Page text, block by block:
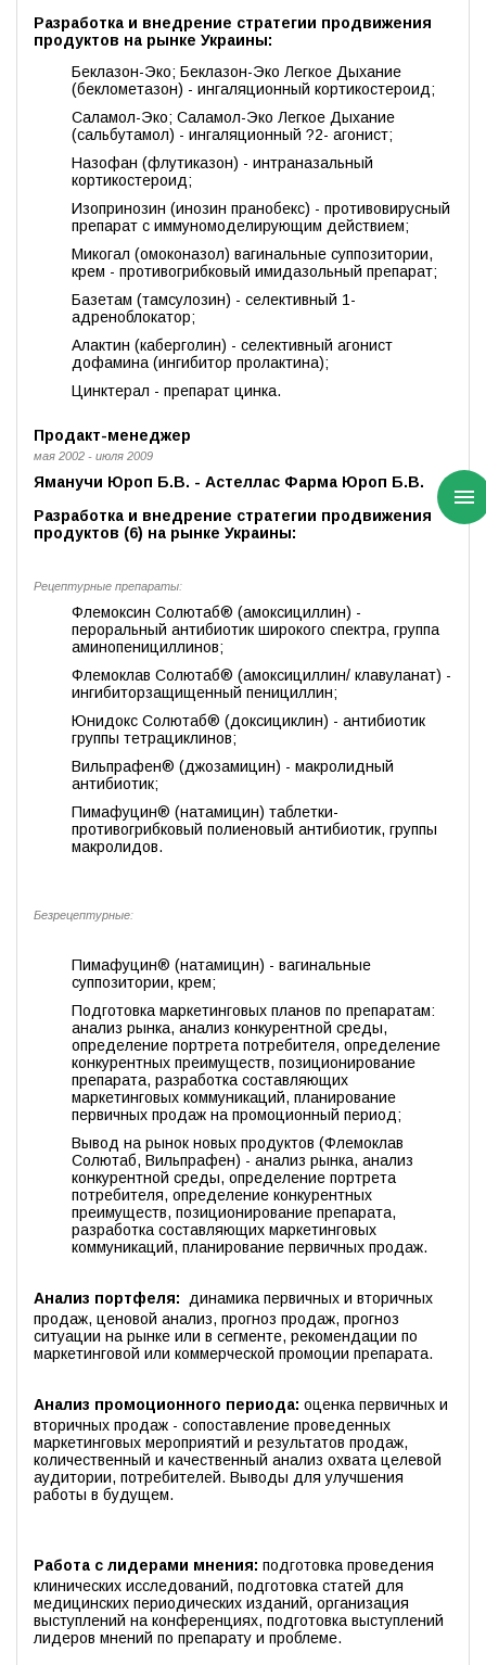
Разработка и внедрение стратегии продвижения
продуктов на рынке Украины:
Беклазон-Эко; Беклазон-Эко Легкое Дыхание
(беклометазон) - ингаляционный кортикостероид;
Саламол-Эко; Саламол-Эко Легкое Дыхание
(сальбутамол) - ингаляционный ?2- агонист;
Назофан (флутиказон) - интраназальный
кортикостероид;
Изопринозин (инозин пранобекс) - противовирусный
препарат с иммуномоделирующим действием;
Микогал (омоконазол) вагинальные суппозитории,
крем - противогрибковый имидазольный препарат;
Базетам (тамсулозин) - селективный 1-
адреноблокатор;
Алактин (каберголин) - селективный агонист
дофамина (ингибитор пролактина);
Цинктерал - препарат цинка.
Продакт-менеджер
мая 2002 - июля 2009
Яманучи Юроп Б.В. - Астеллас Фарма Юроп Б.В.
Разработка и внедрение стратегии продвижения
продуктов (6) на рынке Украины:
Рецептурные препараты:
Флемоксин Солютаб® (амоксициллин) -
пероральный антибиотик широкого спектра, группа
аминопенициллинов;
Флемоклав Солютаб® (амоксициллин/ клавуланат) -
ингибиторзащищенный пенициллин;
Юнидокс Солютаб® (доксициклин) - антибиотик
группы тетрациклинов;
Вильпрафен® (джозамицин) - макролидный
антибиотик;
Пимафуцин® (натамицин) таблетки-
противогрибковый полиеновый антибиотик, группы
макролидов.
Безрецептурные:
Пимафуцин® (натамицин) - вагинальные
суппозитории, крем;
Подготовка маркетинговых планов по препаратам:
анализ рынка, анализ конкурентной среды,
определение портрета потребителя, определение
конкурентных преимуществ, позиционирование
препарата, разработка составляющих
маркетинговых коммуникаций, планирование
первичных продаж на промоционный период;
Вывод на рынок новых продуктов (Флемоклав
Солютаб, Вильпрафен) - анализ рынка, анализ
конкурентной среды, определение портрета
потребителя, определение конкурентных
преимуществ, позиционирование препарата,
разработка составляющих маркетинговых
коммуникаций, планирование первичных продаж.
Анализ портфеля:
динамика первичных и вторичных
продаж, ценовой анализ, прогноз продаж, прогноз
ситуации на рынке или в сегменте, рекомендации по
маркетинговой или коммерческой промоции препарата.
Анализ промоционного периода: оценка первичных и
вторичных продаж - сопоставление проведенных
маркетинговых мероприятий и результатов продаж,
количественный и качественный анализ охвата целевой
аудитории, потребителей. Выводы для улучшения
работы в будущем.
Работа с лидерами мнения: подготовка проведения
клинических исследований, подготовка статей для
медицинских периодических изданий, организация
выступлений на конференциях, подготовка выступлений
лидеров мнений по препарату и проблеме.